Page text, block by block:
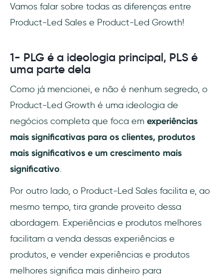
Vamos falar sobre todas as diferenças entre
Product-Led Sales e Product-Led Growth!
1- PLG é a ideologia principal, PLS é
uma parte dela
Como já mencionei, e não é nenhum segredo, o
Product-Led Growth é uma ideologia de
negócios completa que foca em experiências
mais significativas para os clientes, produtos
mais significativos e um crescimento mais
significativo.
Por outro lado, o Product-Led Sales facilita e, ao
mesmo tempo, tira grande proveito dessa
abordagem. Experiências e produtos melhores
facilitam a venda dessas experiências e
produtos, e vender experiências e produtos
melhores significa mais dinheiro para